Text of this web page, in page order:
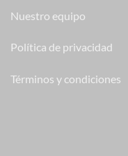
Nuestro equipo
Política de privacidad
Términos y condiciones